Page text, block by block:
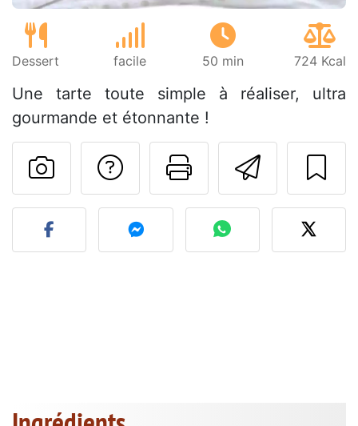
Dessert facile 50 min 724 Kcal
Une tarte toute simple à réaliser, ultra
gourmande et étonnante !
Imprimer
Poser une
Publier votre photo de